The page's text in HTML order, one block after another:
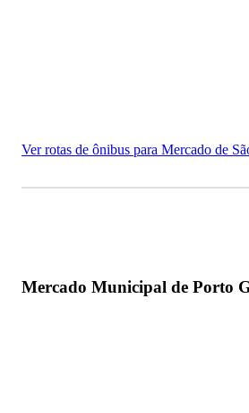
Ver rotas de ônibus para Mercado de
Mercado Municipal de Porto